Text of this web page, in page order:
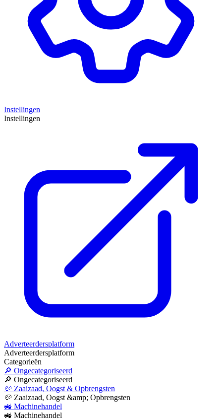
Instellingen
Instellingen
Adverteerdersplatform
Adverteerdersplatform
Categorieën
🔎 Ongecategoriseerd
🔎 Ongecategoriseerd
🥔 Zaaizaad, Oogst & Opbrengsten
🥔 Zaaizaad, Oogst &amp; Opbrengsten
🚜 Machinehandel
🚜 Machinehandel